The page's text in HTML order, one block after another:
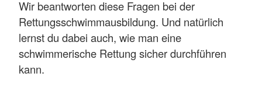
Wir beantworten diese Fragen bei der
Rettungsschwimmausbildung. Und natürlich
lernst du dabei auch, wie man eine
schwimmerische Rettung sicher durchführen
kann.